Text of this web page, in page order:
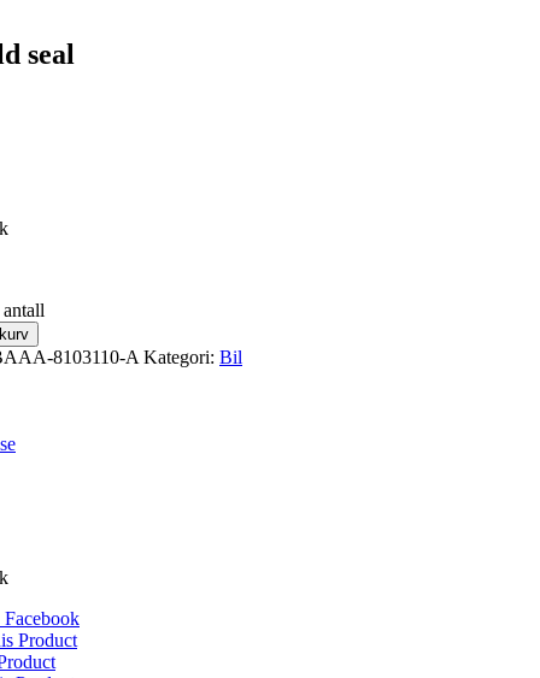
seal
8103110-A Kategori: Bil
Facebook
Product